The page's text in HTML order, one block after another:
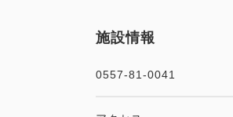
施設情報
0557-81-0041